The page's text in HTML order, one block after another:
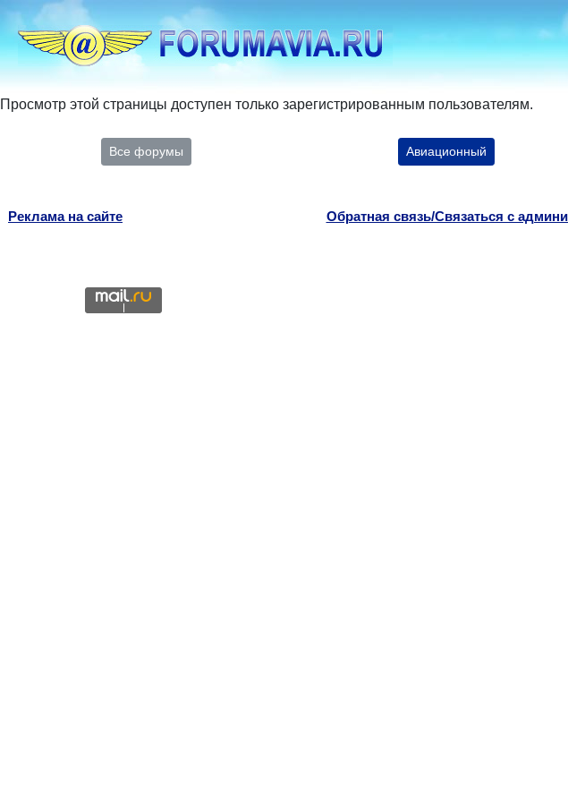
Просмотр этой страницы доступен только зарегистрированным пользователям.
Все форумы Авиационный
Реклама на сайте Обратная связь/Связаться с